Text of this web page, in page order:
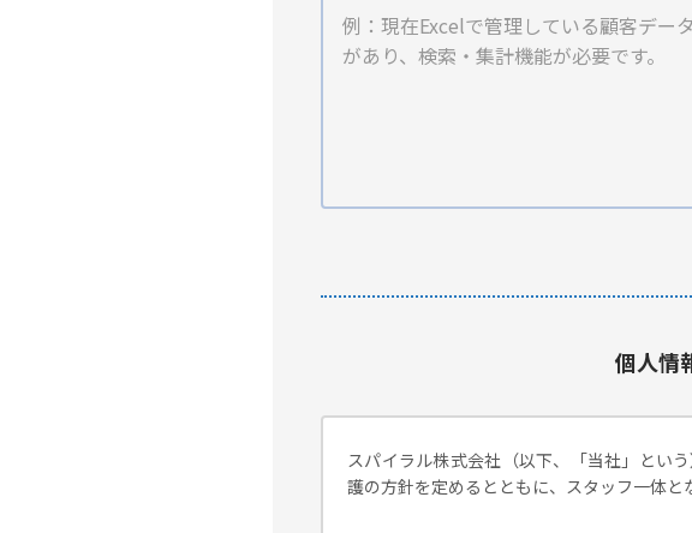
個人情
スパイラル株式会社（以下、「当社」とい
護の方針を定めるとともに、スタッフ一体